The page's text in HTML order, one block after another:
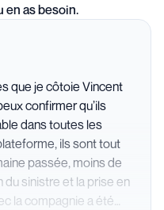
en as besoin.
que je côtoie Vincent
confirmer qu’ils
dans toutes les
ils sont tout
passée, moins de
du sinistre et la prise en
la compagnie a été